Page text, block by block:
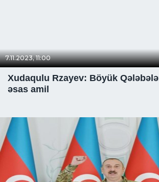
7.11.2023, 11:00
Xudaqulu Rzayev: Böyük
əsas amil